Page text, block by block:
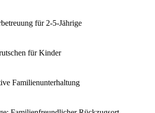
für 2-5-Jährige
für Kinder
Familienunterhaltung